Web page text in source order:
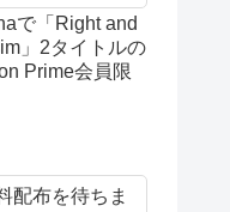
で「Right and
」2タイトルの
Prime会員限
配布を待ちま